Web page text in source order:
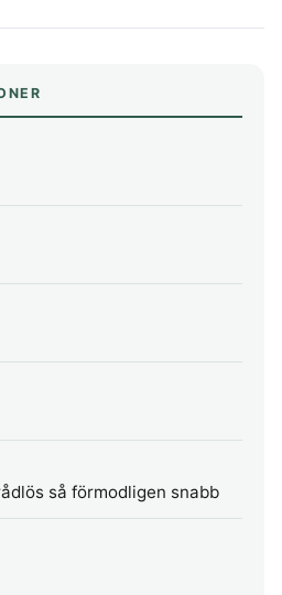
så förmodligen snabb